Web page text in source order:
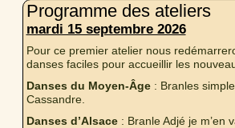
Programme des ateliers
mardi 15 septembre 2026
Pour ce premier atelier nous
danses faciles pour accueillir les
Danses du Moyen-Âge: Branles
Cassandre.
Danses d’Alsace: Branle Adjé je m’en